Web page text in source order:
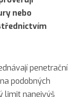
nebo
penetrační
podobných
limit nanejvýš